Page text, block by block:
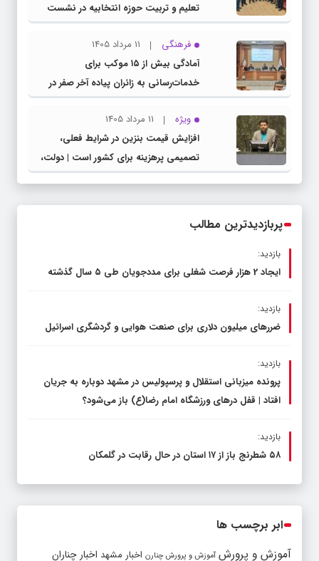
تعلیم و تربیت حوزه انتخابیه در نشست
مشترک عضو کمیسیون آموزش مجلس با
مدیرکل آموزش و پرورش خراسان رضوی
فرهنگی
11 مرداد 1405
آمادگی بیش از ۱۵ موکب برای
خدمات‌رسانی به زائران پیاده آخر صفر در
شهرستان چناران
ویژه
11 مرداد 1405
افزایش قیمت بنزین در شرایط فعلی،
تصمیمی پرهزینه برای کشور است | دولت،
قاچاق سوخت و عوامل اصلی ناترازی را
پربازدیدترین مطالب
بازدید:
ایجاد 2 هزار فرصت شغلی برای مددجویان طی ۵ سال گذشته
بازدید:
ضررهای میلیون دلاری برای صنعت هوایی و گردشگری اسرائیل
بازدید:
پرونده میزبانی استقلال و پرسپولیس در مشهد دوباره به جریان
افتاد | قفل در‌های ورزشگاه امام رضا(ع) باز می‌شود؟
بازدید:
۵۸ شطرنج‌ باز از ۱۷ استان در حال رقابت در گلمکان
ابر برچسب ها
آموزش و پرورش آموزش و پرورش چنارن اخبار مشهد اخبار چناران